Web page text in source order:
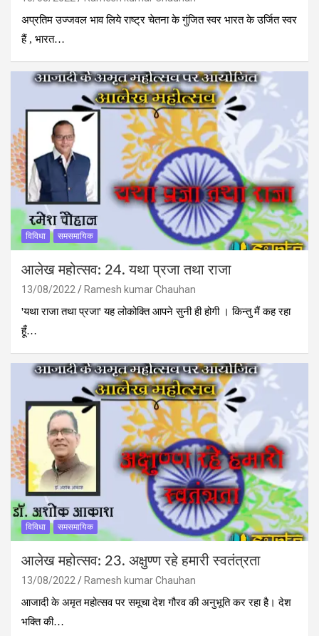
अप्रतिम उज्जवल भाव लिये राष्ट्र चेतना के गुंजित स्वर भारत के उर्जित स्वर
हैं , भारत…
विविधा समसमायिक
आलेख महोत्‍सव: 24. यथा प्रजा तथा राजा
13/08/2022
Ramesh kumar Chauhan
'यथा राजा तथा प्रजा' यह लोकोक्ति आपने सुनी ही होगी । किन्‍तु मैं कह रहा
हूँ…
विविधा समसमायिक
आलेख महोत्‍सव: 23. अक्षुण्ण रहे हमारी स्वतंत्रता
13/08/2022
Ramesh kumar Chauhan
आजादी के अमृत महोत्सव पर समूचा देश गौरव की अनुभूति कर रहा है। देश
भक्ति की…